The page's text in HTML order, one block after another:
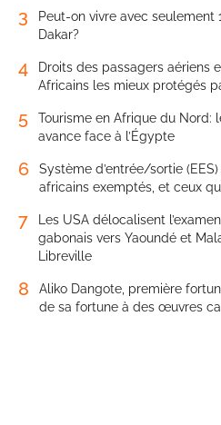
3
Peut-on vivre avec seulement
Dakar?
4
Droits des passagers aériens
Africains les mieux protégés
5
Tourisme en Afrique du Nord:
avance face à l’Égypte
6
Système d’entrée/sortie
africains exemptés, et ceux
7
Les USA délocalisent
gabonais vers Yaoundé et
Libreville
8
Aliko Dangote, première
de sa fortune à des œuvres